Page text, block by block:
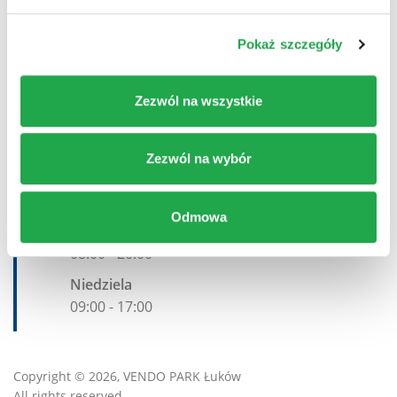
Pokaż szczegóły
Zezwól na wszystkie
Zezwól na wybór
Odmowa
Numer telefonu:
info.pl@kik-textilien.com
08:00-20:00
Niedziela
09:00- 17:00
Copyright © 2026, VENDO PARK Łuków